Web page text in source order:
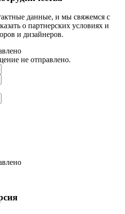
данные, и мы свяжемся с
о партнерских условиях и
и дизайнеров.
не отправлено.